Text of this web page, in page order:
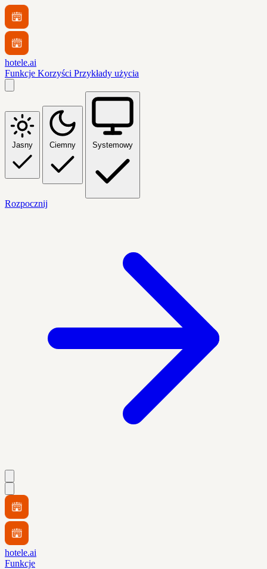
hotele.ai
Funkcje Korzyści Przykłady użycia
Jasny Ciemny Systemowy
Rozpocznij
hotele.ai
Funkcje